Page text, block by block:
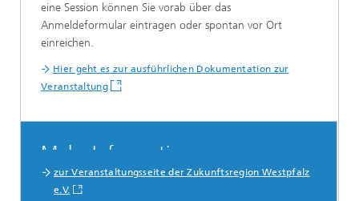
eine Session können Sie vorab über das
Anmeldeformular eintragen oder spontan vor Ort
einreichen.
Hier geht es zur ausführlichen Dokumentation zur
Veranstaltung
Mehr Informationen
zur Veranstaltungsseite der Zukunftsregion Westpfalz
e.V.